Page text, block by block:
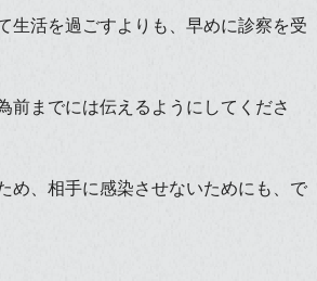
活を過ごすよりも、早めに診察を受
前までには伝えるようにしてくださ
め、相手に感染させないためにも、で